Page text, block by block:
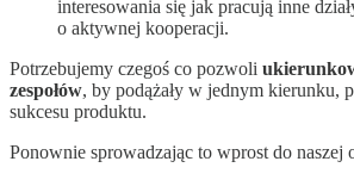
interesowania się jak pracują inne
o aktywnej kooperacji.
Potrzebujemy czegoś co pozwoli
zespołów, by podążały w jednym kierunku,
sukcesu produktu.
Ponownie sprowadzając to wprost do naszej